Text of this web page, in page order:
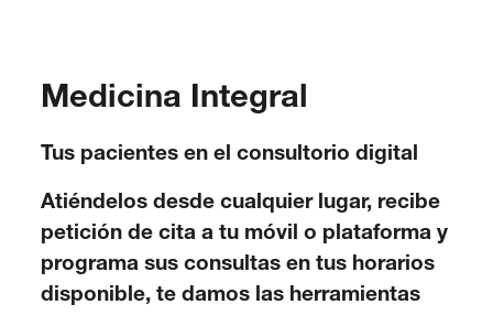
Medicina Integral
Tus pacientes en el consultorio digital
Atiéndelos desde cualquier lugar, recibe
petición de cita a tu móvil o plataforma y
programa sus consultas en tus horarios
disponible, te damos las herramientas